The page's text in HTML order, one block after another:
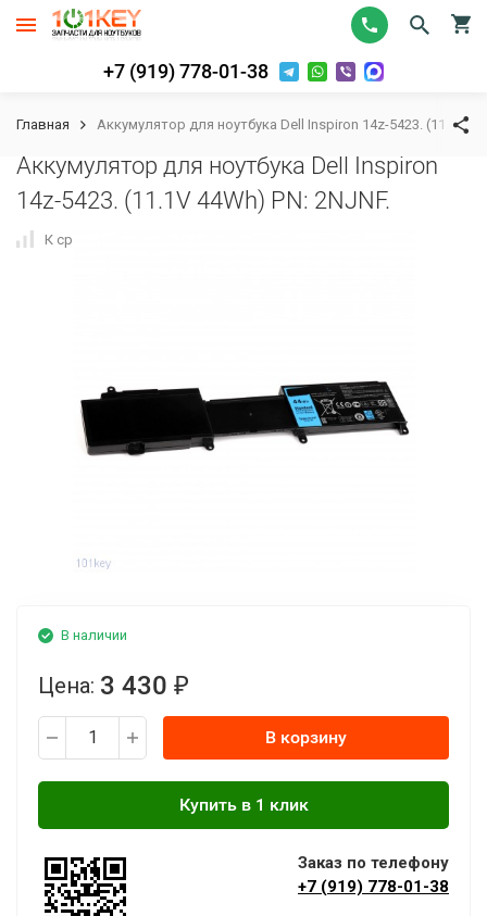
+7 (919) 778-01-38
Главная Аккумулятор для ноутбука Dell Inspiron 14z-5423. (11.1V
Аккумулятор для ноутбука Dell Inspiron
14z-5423. (11.1V 44Wh) PN: 2NJNF.
К сравнению
В наличии
Цена: 3 430 ₽
В корзину
Заказ по телефону
+7 (919) 778-01-38